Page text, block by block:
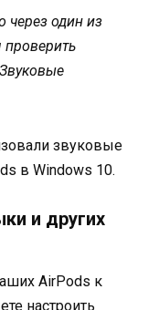
через один из
проверить
звуковые
в Windows 10.
и других
AirPods к
настроить